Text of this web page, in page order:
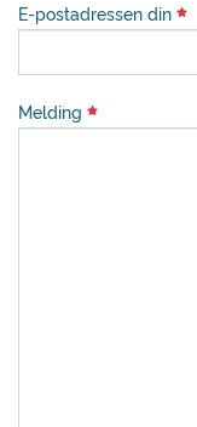
E-postadressen din
Melding